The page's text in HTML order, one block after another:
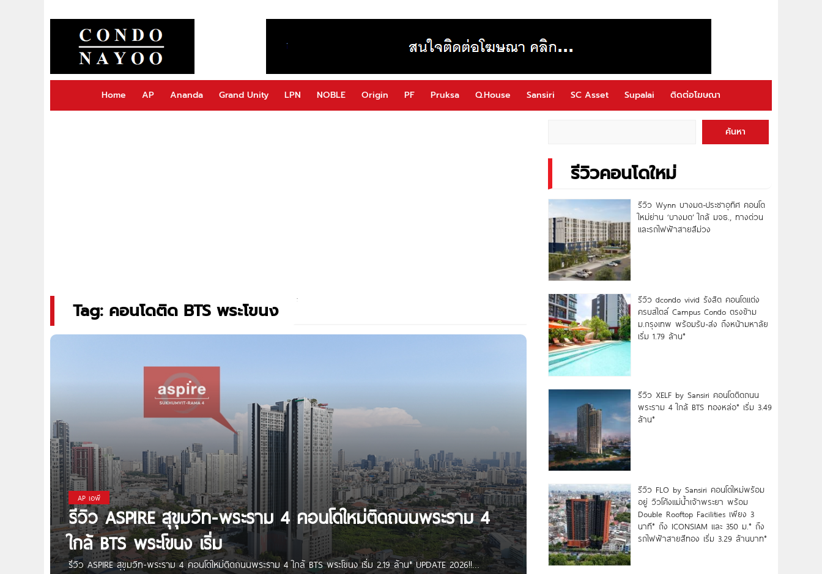
Home AP Ananda Grand Unity LPN NOBLE Origin PF Pruksa Q.House Sansiri SC Asset Supalai ติดต่อโฆษณา
Tag: คอนโดติด BTS พระโขนง
AP เอพี
รีวิว ASPIRE สุขุมวิท-พระราม 4 คอนโดใหม่ติดถนนพระราม 4
ใกล้ BTS พระโขนง เริ่ม
รีวิว ASPIRE สุขุมวิท-พระราม 4 คอนโดใหม่ติดถนนพระราม 4 ใกล้ BTS พระโขนง เริ่ม 2.19 ล้าน* UPDATE 2026!!
ค้นหา
รีวิวคอนโดใหม่
รีวิว Wynn บางมด-ประชาอุทิศ คอนโด
ใหม่ย่าน ‘บางมด’ ใกล้ มจธ., ทางด่วน
และรถไฟฟ้าสายสีม่วง
รีวิว dcondo vivid รังสิต คอนโดแต่ง
ครบสไตล์ Campus Condo ตรงข้าม
ม.กรุงเทพ พร้อมรับ-ส่ง ถึงหน้ามหาลัย
เริ่ม 1.79 ล้าน*
รีวิว XELF by Sansiri คอนโดติดถนน
พระราม 4 ใกล้ BTS ทองหล่อ* เริ่ม 3.49
ล้าน*
รีวิว FLO by Sansiri คอนโดใหม่พร้อม
อยู่ วิวโค้งแม่น้ำเจ้าพระยา พร้อม
Double Rooftop Facilities เพียง 3
นาที* ถึง ICONSIAM และ 350 ม.* ถึง
รถไฟฟ้าสายสีทอง เริ่ม 3.29 ล้านบาท*